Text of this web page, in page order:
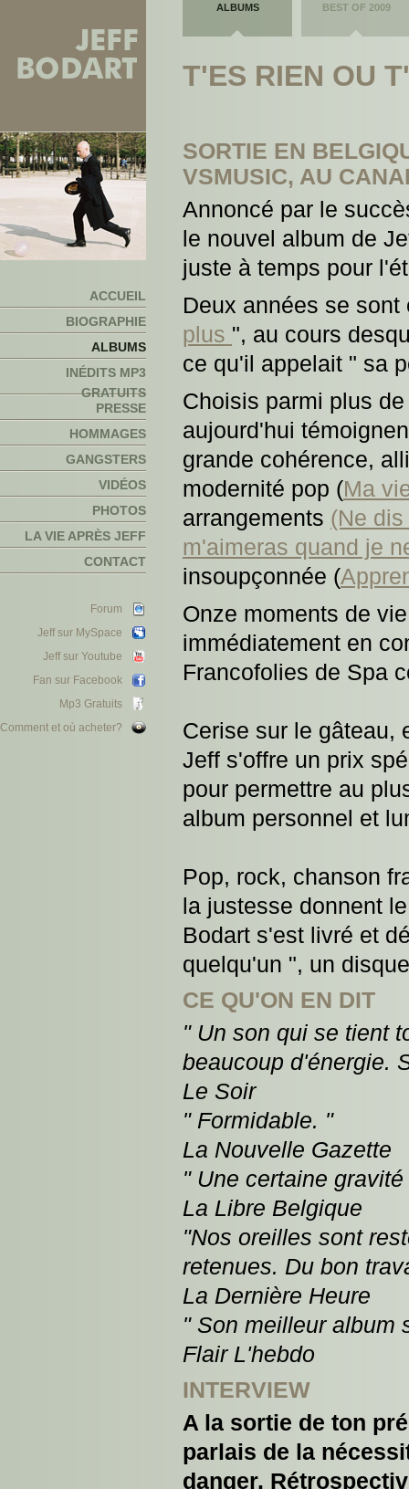
ACCUEIL
BIOGRAPHIE
ALBUMS
INÉDITS MP3
GRATUITS
PRESSE
HOMMAGES
GANGSTERS
VIDÉOS
PHOTOS
LA VIE APRÈS JEFF
CONTACT
Forum
Jeff sur MySpace
Jeff sur Youtube
Fan sur Facebook
Mp3 Gratuits
Comment et où acheter?
ALBUMS BEST OF 2009
T'ES RIEN OU
SORTIE EN
VSMUSIC, AU
Annoncé par le
le nouvel album de
juste à temps pour
Deux années se
plus ", au cours
ce qu'il appelait " sa
Choisis parmi plus
aujourd'hui
grande cohérence,
modernité pop (Ma
arrangements (Ne dis
m'aimeras quand je
insoupçonnée (
Onze moments de
immédiatement en
Francofolies de Spa
Cerise sur le gâteau,
Jeff s'offre un prix
pour permettre au
album personnel et
Pop, rock, chanson
la justesse donnent
Bodart s'est livré et
quelqu'un ", un
CE QU'ON EN DIT
" Un son qui se tient
beaucoup d'énergie.
Le Soir
" Formidable. "
La Nouvelle Gazette
" Une certaine
La Libre Belgique
"Nos oreilles sont
retenues. Du bon
La Dernière Heure
" Son meilleur album
Flair L'hebdo
INTERVIEW
A la sortie de ton
parlais de la
danger.